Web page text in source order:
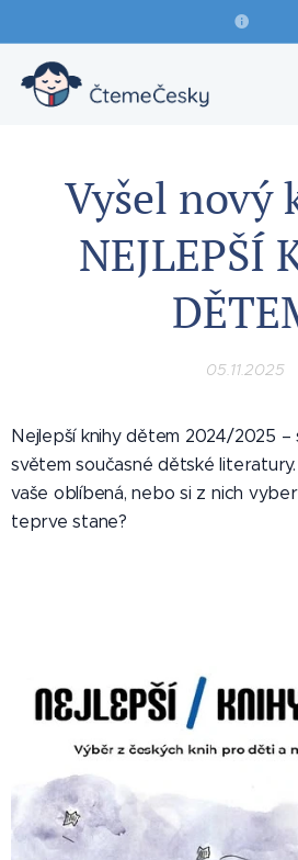
Vyšel nový
NEJLEPŠÍ
05.11.2025
Nejlepší knihy dětem 2024/2025
světem současné dětské
vaše oblíbená, nebo si z nich
teprve stane?